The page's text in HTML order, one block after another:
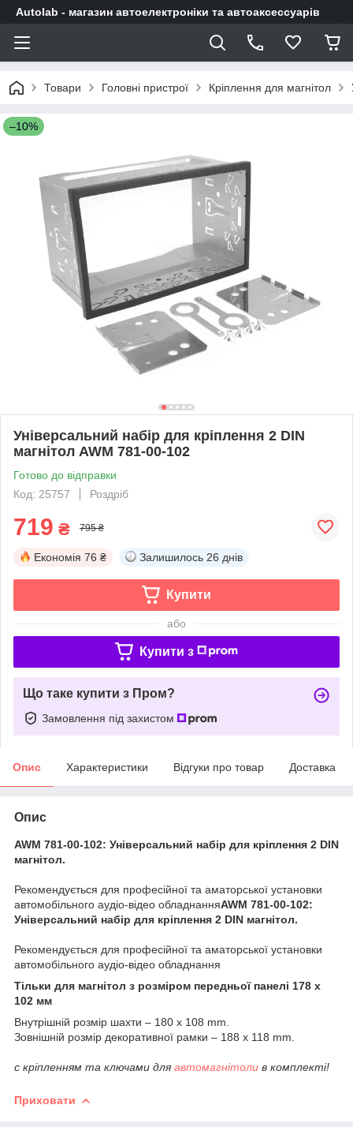
Autolab - магазин автоелектроніки та автоаксессуарів
Товари Головні пристрої Кріплення для магнітол
–10%
Універсальний набір для кріплення 2 DIN
магнітол AWM 781-00-102
Готово до відправки
Код: 25757
Роздріб
719 ₴ 795 ₴
Економія 76 ₴ Залишилось 26 днів
Купити
або
Купити з
Що таке купити з Пром?
Замовлення під захистом
Опис Характеристики Відгуки про товар Доставка
Опис
AWM 781-00-102: Універсальний набір для кріплення 2 DIN
магнітол.
Рекомендується для професійної та аматорської установки
автомобільного аудіо-відео обладнанняAWM 781-00-102:
Універсальний набір для кріплення 2 DIN магнітол.
Рекомендується для професійної та аматорської установки
автомобільного аудіо-відео обладнання
Тільки для магнітол з розміром передньої панелі 178 х
102 мм
Внутрішній розмір шахти – 180 х 108 mm.
Зовнішній розмір декоративної рамки – 188 х 118 mm.
c кріпленням та ключами для автомагнітоли в комплекті!
Приховати